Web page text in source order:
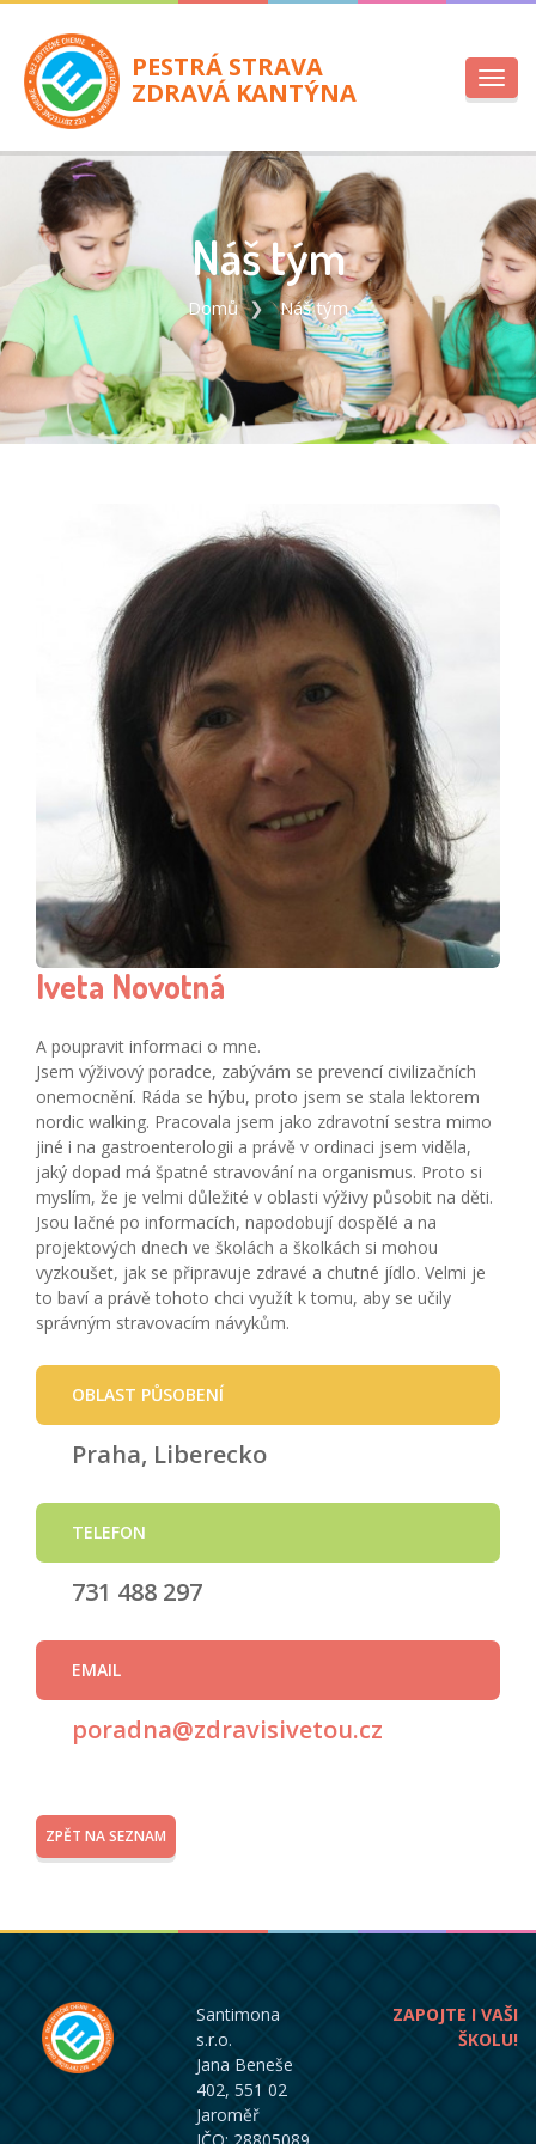
PESTRÁ STRAVA
ZDRAVÁ KANTÝNA
Náš tým
Domů Náš tým
Iveta Novotná
A poupravit informaci o mne.
Jsem výživový poradce, zabývám se prevencí civilizačních
onemocnění. Ráda se hýbu, proto jsem se stala lektorem
nordic walking. Pracovala jsem jako zdravotní sestra mimo
jiné i na gastroenterologii a právě v ordinaci jsem viděla,
jaký dopad má špatné stravování na organismus. Proto si
myslím, že je velmi důležité v oblasti výživy působit na děti.
Jsou lačné po informacích, napodobují dospělé a na
projektových dnech ve školách a školkách si mohou
vyzkoušet, jak se připravuje zdravé a chutné jídlo. Velmi je
to baví a právě tohoto chci využít k tomu, aby se učily
správným stravovacím návykům.
OBLAST PŮSOBENÍ
Praha, Liberecko
TELEFON
731 488 297
EMAIL
poradna@zdravisivetou.cz
ZPĚT NA SEZNAM
Santimona
s.r.o.
Jana Beneše
402, 551 02
Jaroměř
ZAPOJTE I VAŠI
ŠKOLU!